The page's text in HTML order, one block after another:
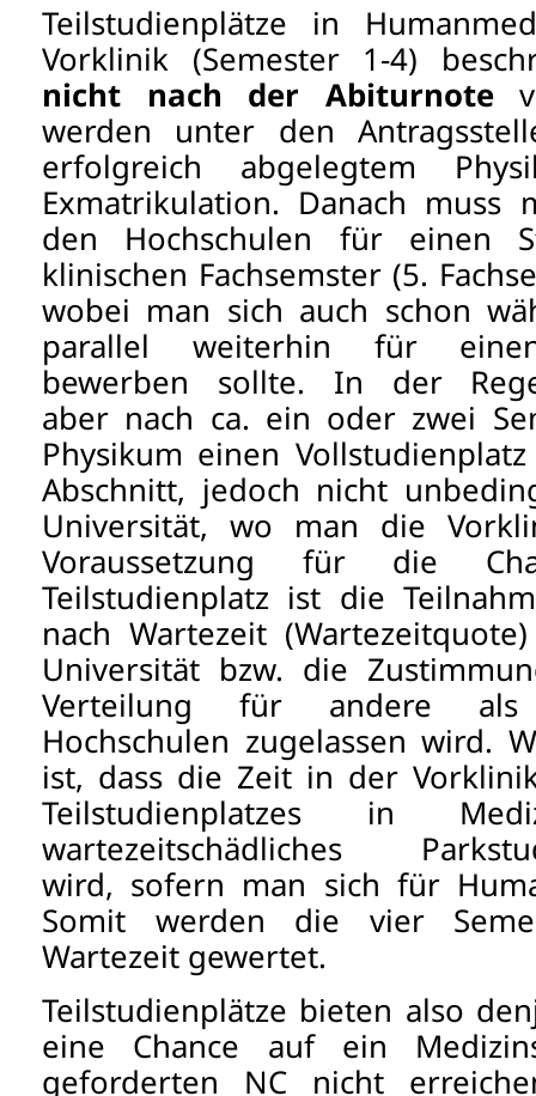
Teilstudienplätze in
Vorklinik (Semester 1-4)
nicht nach der Abiturnote
werden unter den
erfolgreich abgelegtem
Exmatrikulation. Danach muss
den Hochschulen für einen
klinischen Fachsemster (5.
wobei man sich auch schon
parallel weiterhin für einen
bewerben sollte. In der
aber nach ca. ein oder zwei
Physikum einen
Abschnitt, jedoch nicht
Universität, wo man die
Voraussetzung für die
Teilstudienplatz ist die
nach Wartezeit
Universität bzw. die
Verteilung für andere
Hochschulen zugelassen wird.
ist, dass die Zeit in der
Teilstudienplatzes in
wartezeitschädliches
wird, sofern man sich für
Somit werden die vier
Wartezeit gewertet.
Teilstudienplätze bieten also
eine Chance auf ein
geforderten NC nicht